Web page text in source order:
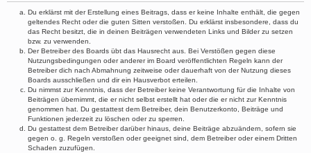
Du erklärst mit der Erstellung eines Beitrags, dass er keine Inhalte enthält, die gegen
geltendes Recht oder die guten Sitten verstoßen. Du erklärst insbesondere, dass du
das Recht besitzt, die in deinen Beiträgen verwendeten Links und Bilder zu setzen
bzw. zu verwenden.
Der Betreiber des Boards übt das Hausrecht aus. Bei Verstößen gegen diese
Nutzungsbedingungen oder anderer im Board veröffentlichten Regeln kann der
Betreiber dich nach Abmahnung zeitweise oder dauerhaft von der Nutzung dieses
Boards ausschließen und dir ein Hausverbot erteilen.
Du nimmst zur Kenntnis, dass der Betreiber keine Verantwortung für die Inhalte von
Beiträgen übernimmt, die er nicht selbst erstellt hat oder die er nicht zur Kenntnis
genommen hat. Du gestattest dem Betreiber, dein Benutzerkonto, Beiträge und
Funktionen jederzeit zu löschen oder zu sperren.
Du gestattest dem Betreiber darüber hinaus, deine Beiträge abzuändern, sofern sie
gegen o. g. Regeln verstoßen oder geeignet sind, dem Betreiber oder einem Dritten
Schaden zuzufügen.